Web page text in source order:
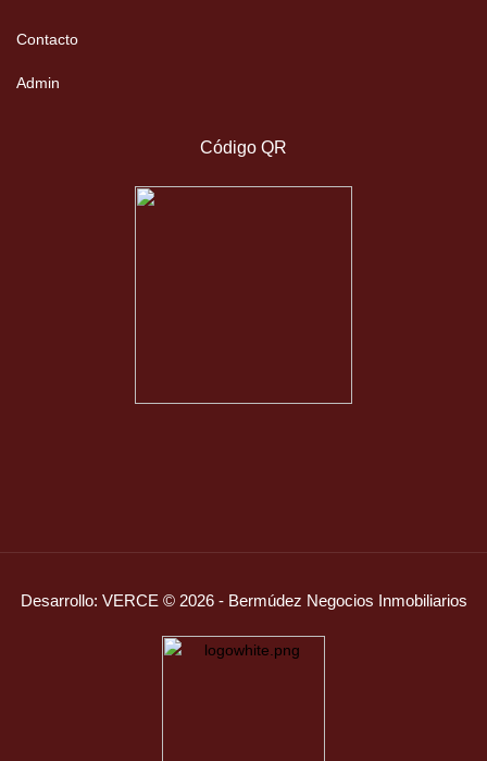
Contacto
Admin
Código QR
Desarrollo: VERCE © 2026 - Bermúdez Negocios Inmobiliarios